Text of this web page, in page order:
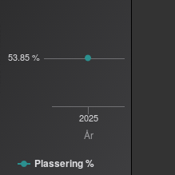
År
2025
53.85 %
Plassering %